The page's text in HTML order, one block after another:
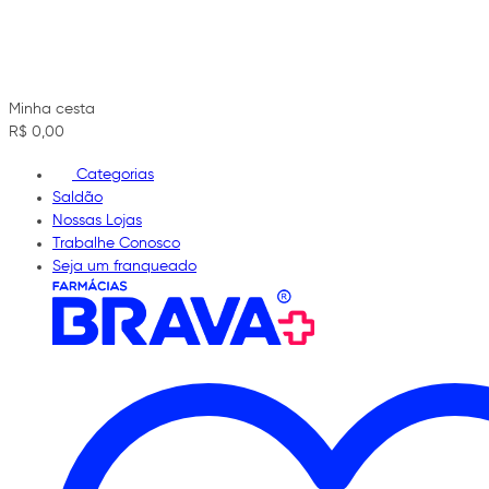
Minha cesta
R$ 0,00
Categorias
Saldão
Nossas Lojas
Trabalhe Conosco
Seja um franqueado